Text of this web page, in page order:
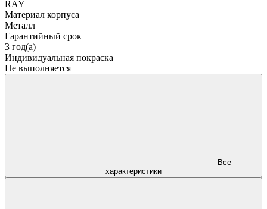
RAY
Материал корпуса
Металл
Гарантийный срок
3 год(а)
Индивидуальная покраска
Не выполняется
характеристики